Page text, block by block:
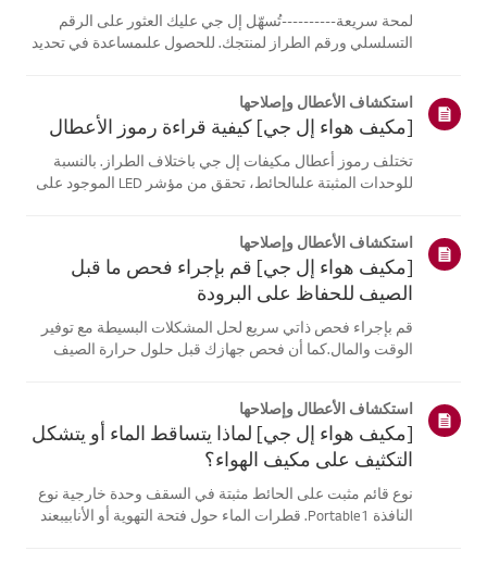
لمحة سريعة----------تُسهّل إل جي عليك العثور على الرقم
التسلسلي ورقم الطراز لمنتجك. للحصول علىمساعدة في تحديد
تختلف الصور أو ا...
استكشاف الأعطال وإصلاحها
[مكيف هواء إل جي] كيفية قراءة رموز الأعطال
تختلف رموز أعطال مكيفات إل جي باختلاف الطراز. بالنسبة
للوحدات المثبتة علىالحائط، تحقق من مؤشر LED الموجود على
الرموز.كيفية ...
استكشاف الأعطال وإصلاحها
[مكيف هواء إل جي] قم بإجراء فحص ما قبل
الصيف للحفاظ على البرودة
قم بإجراء فحص ذاتي سريع لحل المشكلات البسيطة مع توفير
الوقت والمال.كما أن فحص جهازك قبل حلول حرارة الصيف
توصيلات المقابس الكهربائية. ...
استكشاف الأعطال وإصلاحها
[مكيف هواء إل جي] لماذا يتساقط الماء أو يتشكل
التكثيف على مكيف الهواء؟
نوع قائم مثبت على الحائط مثبتة في السقف وحدة خارجية نوع
النافذة Portable1. قطرات الماء حول فتحة التهوية أو الأنابيبعند